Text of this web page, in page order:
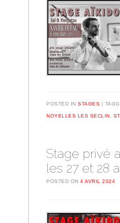
POSTED IN STAGES
NOYELLES LES SECLIN
Stage privé
les 27 et 28
POSTED ON 4 AVRIL 2024